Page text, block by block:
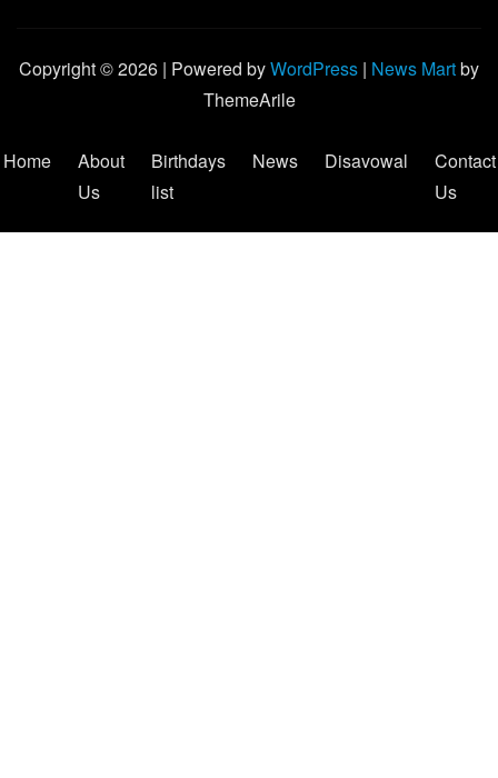
Copyright © 2026 | Powered byWordPress | News Martby
ThemeArile
Home
About
Us
Birthdays
list
News Disavowal
Contact
Us